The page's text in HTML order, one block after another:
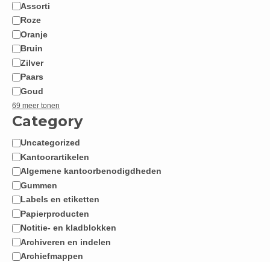
Assorti
Roze
Oranje
Bruin
Zilver
Paars
Goud
69 meer tonen
Category
Categorie
Uncategorized
Kantoorartikelen
Algemene kantoorbenodigdheden
Gummen
Labels en etiketten
Papierproducten
Notitie- en kladblokken
Archiveren en indelen
Archiefmappen